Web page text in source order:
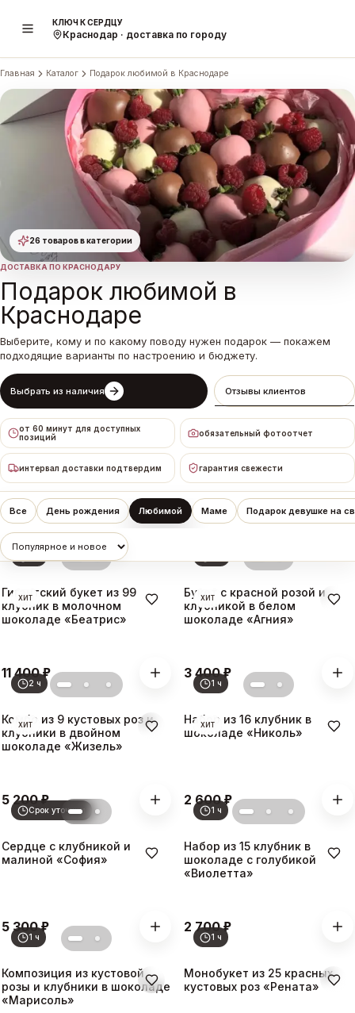
КЛЮЧ К СЕРДЦУ
Краснодар · доставка по городу
Главная Каталог Подарок любимой в Краснодаре
ДОСТАВКА ПО КРАСНОДАРУ
Подарок любимой в
Краснодаре
Выберите, кому и по какому поводу нужен подарок — покажем
подходящие варианты по настроению и бюджету.
Выбрать из наличия Отзывы клиентов
26 товаровв категории
от 60 минут для доступных
позиций
обязательный фотоотчет
интервал доставки подтвердим гарантия свежести
Все День рождения Любимой Маме Подарок девушке на
ХИТ
Гигантский букет из 99
клубник в молочном
шоколаде «Беатрис»
11 400 ₽
ХИТ
Букет с красной розой и
клубникой в белом
шоколаде «Агния»
3 400 ₽
ХИТ
2 ч
Комбо из 9 кустовых роз и
клубники в двойном
шоколаде «Жизель»
5 200 ₽
ХИТ
1 ч
Набор из 16 клубник в
шоколаде «Николь»
2 600 ₽
Срок уточним
Сердце с клубникой и
малиной «София»
5 300 ₽
1 ч
Набор из 15 клубник в
шоколаде с голубикой
«Виолетта»
2 700 ₽
1 ч
Композиция из кустовой
розы и клубники в шоколаде
«Марисоль»
1 ч
Монобукет из 25 красных
кустовых роз «Рената»